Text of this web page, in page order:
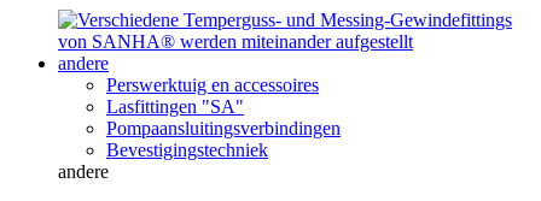
andere
Perswerktuig en accessoires
Lasfittingen "SA"
Pompaansluitingsverbindingen
Bevestigingstechniek
andere